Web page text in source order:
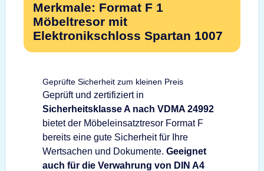
Merkmale: Format F 1
Möbeltresor mit
Elektronikschloss Spartan 1007
Geprüfte Sicherheit zum kleinen Preis
Geprüft und zertifiziert in
Sicherheitsklasse A nach VDMA 24992
bietet der Möbeleinsatztresor Format F
bereits eine gute Sicherheit für Ihre
Wertsachen und Dokumente. Geeignet
auch für die Verwahrung von DIN A4